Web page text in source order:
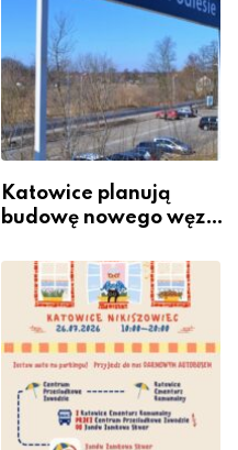
Katowice planują
budowę nowego węzła
Podlesiu